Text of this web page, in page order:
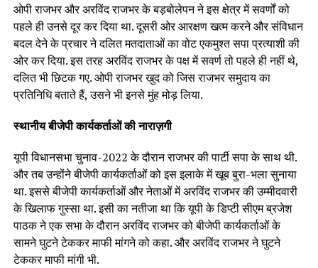
ओपी राजभर और अरविंद राजभर के बड़बोलेपन ने इस क्षेत्र में सवर्णों को
पहले ही उनसे दूर कर दिया था. दूसरी ओर आरक्षण खत्म करने और संविधान
बदल देने के प्रचार ने दलित मतदाताओं का वोट एकमुश्त सपा प्रत्याशी की
ओर कर दिया. इस तरह अरविंद राजभर के पक्ष में सवर्ण तो पहले ही नहीं थे,
दलित भी छिटक गए. ओपी राजभर खुद को जिस राजभर समुदाय का
प्रतिनिधि बताते हैं, उसने भी इनसे मुंह मोड़ लिया.
स्थानीय बीजेपी कार्यकर्ताओं की नाराज़गी
यूपी विधानसभा चुनाव-2022 के दौरान राजभर की पार्टी सपा के साथ थी.
और तब उन्होंने बीजेपी कार्यकर्ताओं को इस इलाके में खूब बुरा-भला सुनाया
था. इससे बीजेपी कार्यकर्ताओं और नेताओं में अरविंद राजभर की उम्मीदवारी
के खिलाफ गुस्सा था. इसी का नतीजा था कि यूपी के डिप्टी सीएम ब्रजेश
पाठक ने एक सभा के दौरान अरविंद राजभर को बीजेपी कार्यकर्ताओं के
सामने घुटने टेककर माफी मांगने को कहा. और अरविंद राजभर ने घुटने
टेककर माफी मांगी भी.